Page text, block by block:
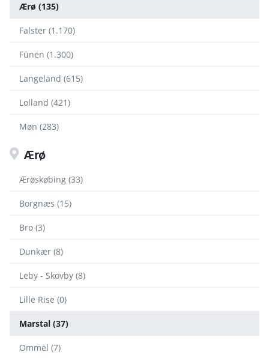
Ærø (135)
Falster (1.170)
Fünen (1.300)
Langeland (615)
Lolland (421)
Møn (283)
Ærø
Ærøskøbing (33)
Borgnæs (15)
Bro (3)
Dunkær (8)
Leby - Skovby (8)
Lille Rise (0)
Marstal (37)
Ommel (7)